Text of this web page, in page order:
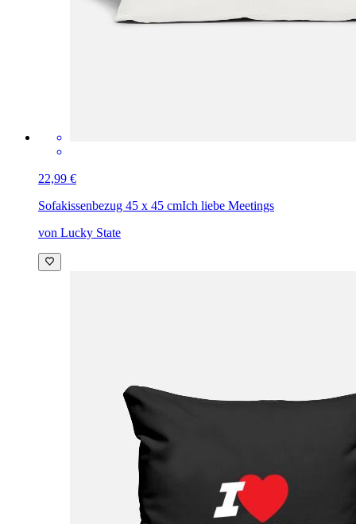
22,99 €
Sofakissenbezug 45 x 45 cmIch liebe Meetings
von Lucky State